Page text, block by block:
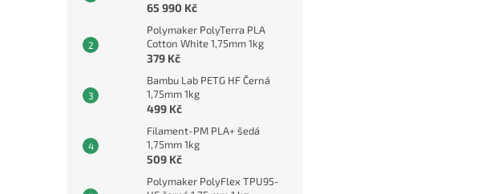
65 990 Kč
Polymaker PolyTerra PLA
Cotton White 1,75mm 1kg
379 Kč
Bambu Lab PETG HF Černá
1,75mm 1kg
499 Kč
Filament-PM PLA+ šedá
1,75mm 1kg
509 Kč
Polymaker PolyFlex TPU95-